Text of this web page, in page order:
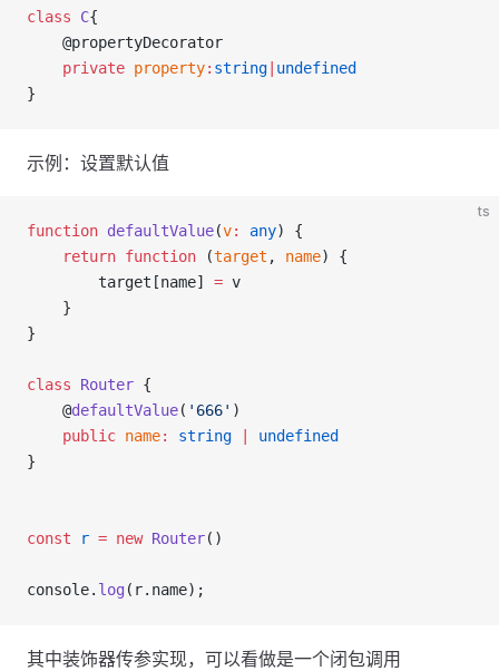
class C{
    @propertyDecorator
private property: string undefined
}
示例：设置默认值
ts
function defaultValue(v: any) {
return function (target , name) {
        target[name]
= v
    }
}
class Router {
    @
defaultValue( '666' )
public name: string
undefined
}
const r = new Router()
console. log (r.name);
其中装饰器传参实现，可以看做是一个闭包调用